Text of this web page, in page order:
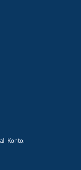
Konto.